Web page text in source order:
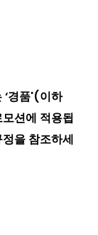
‘경품'(이하
션에 적용됩
을 참조하세